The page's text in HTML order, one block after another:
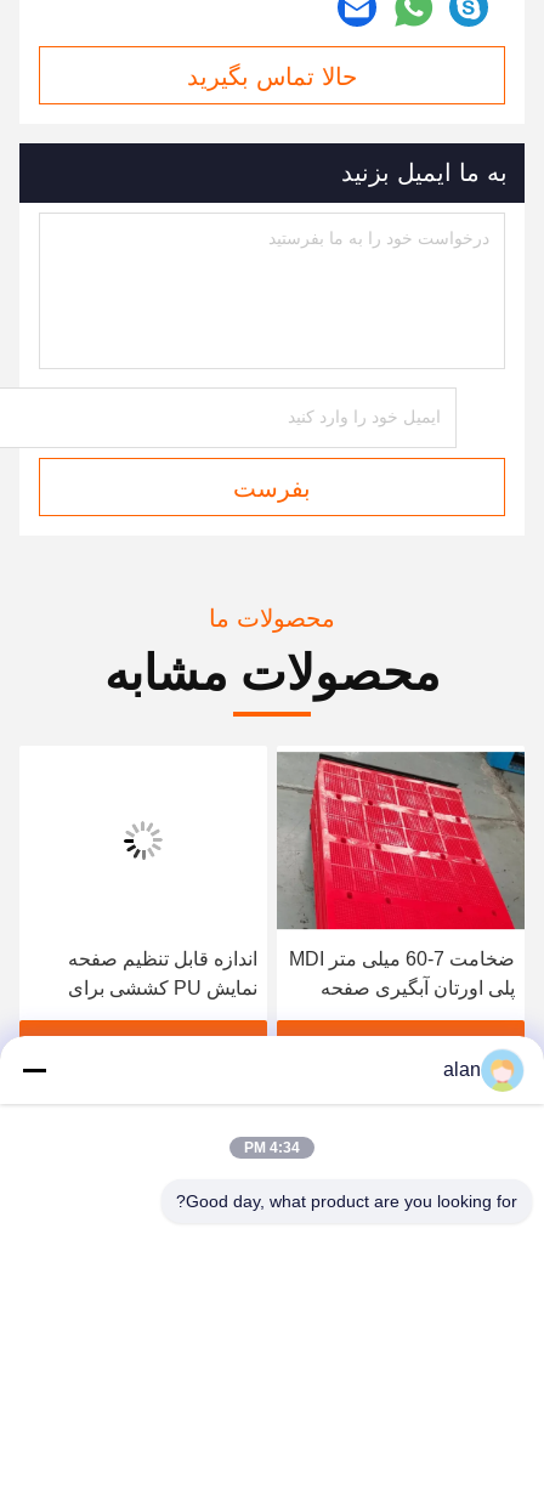
حالا تماس بگیرید
به ما ایمیل بزنید
بفرست
محصولات ما
محصولات مشابه
ضخامت 7-60 میلی متر MDI
پلی اورتان آبگیری صفحه
نمایش مقاومت در برابر
سایش
بهترین قیمت رو بدست بیار
اندازه قابل تنظیم صفحه
نمایش PU کششی برای
آبگیری 305*305*30 میلی
alan
4:34 PM
Good day, what product are you looking for?